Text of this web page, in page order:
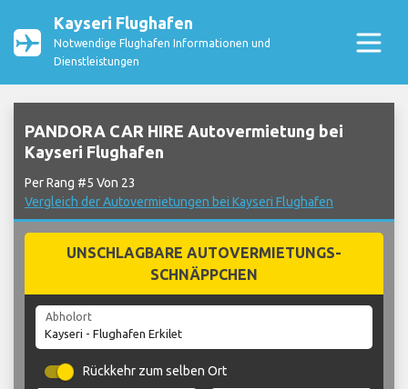
Kayseri Flughafen
Notwendige Flughafen Informationen und
Dienstleistungen
PANDORA CAR HIRE Autovermietung bei
Kayseri Flughafen
Per Rang #5 Von 23
Vergleich der Autovermietungen bei Kayseri Flughafen
UNSCHLAGBARE AUTOVERMIETUNGS-
SCHNÄPPCHEN
Abholort
Rückkehr zum selben Ort